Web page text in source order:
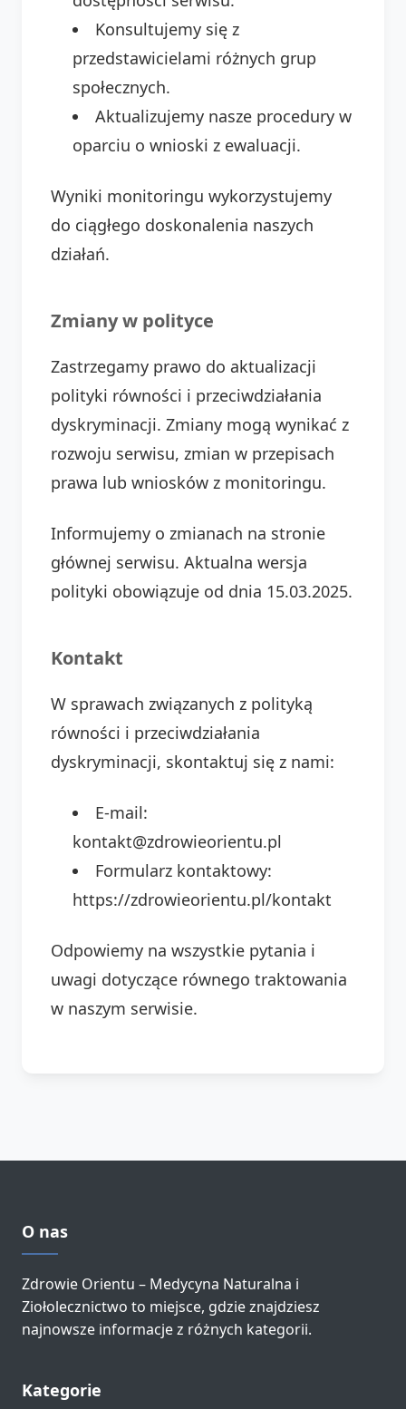
Konsultujemy się z
przedstawicielami różnych grup
społecznych.
Aktualizujemy nasze procedury w
oparciu o wnioski z ewaluacji.
Wyniki monitoringu wykorzystujemy
do ciągłego doskonalenia naszych
działań.
Zmiany w polityce
Zastrzegamy prawo do aktualizacji
polityki równości i przeciwdziałania
dyskryminacji. Zmiany mogą wynikać z
rozwoju serwisu, zmian w przepisach
prawa lub wniosków z monitoringu.
Informujemy o zmianach na stronie
głównej serwisu. Aktualna wersja
polityki obowiązuje od dnia 15.03.2025.
Kontakt
W sprawach związanych z polityką
równości i przeciwdziałania
dyskryminacji, skontaktuj się z nami:
E-mail:
kontakt@zdrowieorientu.pl
Formularz kontaktowy:
https://zdrowieorientu.pl/kontakt
Odpowiemy na wszystkie pytania i
uwagi dotyczące równego traktowania
w naszym serwisie.
O nas
Zdrowie Orientu – Medycyna Naturalna i
Ziołolecznictwo to miejsce, gdzie znajdziesz
najnowsze informacje z różnych kategorii.
Kategorie